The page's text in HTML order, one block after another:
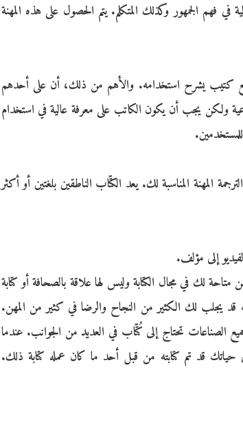
في فهم الجمهور وكذلك المتكلم. يتم الحصول على هذه المهنة
مع كتيب يشرح استخدامه. والأهم من ذلك، أن على أحدهم
ولكن يجب أن يكون الكاتب على معرفة عالية في استخدام
المهنة المناسبة لك. يعد الكتّاب الناطقين بلغتين أو أكثر
إلى مؤلف.
لك في مجال الكتابة وليس لها علاقة بالصحافة أو كتابة
قد يجلب لك الكثير من النجاح والرضا في كثير من المهن.
الصناعات تحتاج إلى كُتّاب في العديد من الجوانب. عندما
قد تم كتابته من قبل أحد ما كان عمله كتابة ذلك.